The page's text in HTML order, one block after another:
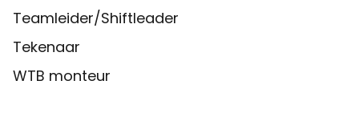
Teamleider/Shiftleader
Tekenaar
WTB monteur